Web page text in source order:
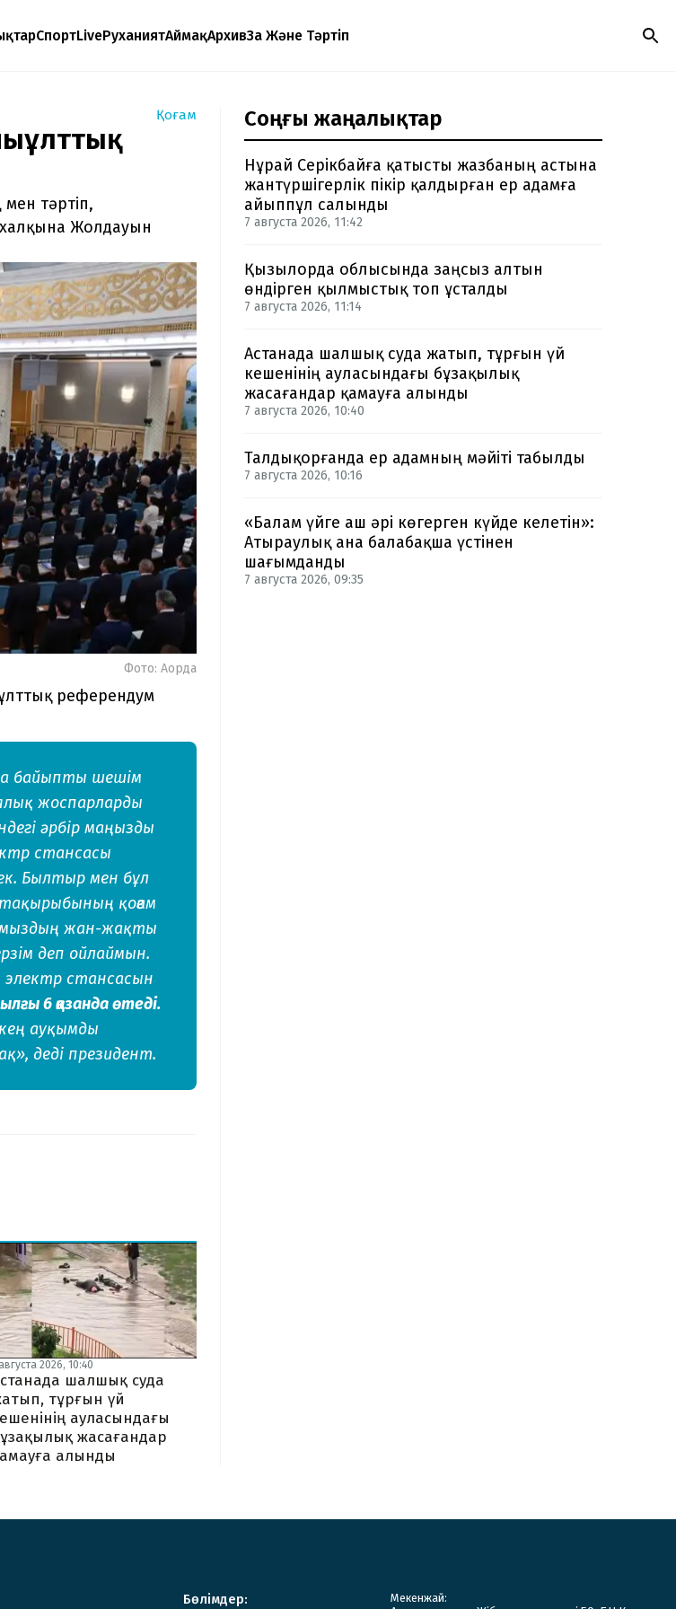
СпортLiveРуханиятАймақАрхивЗаң Және Тәртіп
Қоғам
тәртіп,
Жолдауын
Фото: Ақорда
референдум
байыпты шешім
жоспарларды
әрбір маңызды
стансасы
Былтыр мен бұл
қоғам
жан-жақты
деп ойлаймын.
стансасын
6 қазанда өтеді.
ауқымды
деді президент.
2026, 10:40
шалшық суда
тұрғын үй
ауласындағы
жасағандар
алынды
Соңғы жаңалықтар
Нұрай Серікбайға қатысты жазбаның астына
жантүршігерлік пікір қалдырған ер адамға
айыппұл салынды
7 августа 2026, 11:42
Қызылорда облысында заңсыз алтын
өндірген қылмыстық топ ұсталды
7 августа 2026, 11:14
Астанада шалшық суда жатып, тұрғын үй
кешенінің ауласындағы бұзақылық
жасағандар қамауға алынды
7 августа 2026, 10:40
Талдықорғанда ер адамның мәйіті табылды
7 августа 2026, 10:16
«Балам үйге аш әрі көгерген күйде келетін»:
Атыраулық ана балабақша үстінен
шағымданды
7 августа 2026, 09:35
Бөлімдер:
Мекенжай: